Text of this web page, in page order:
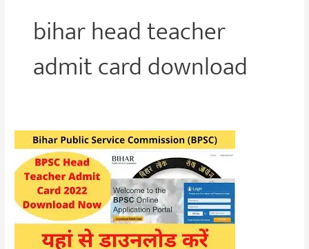
bihar head teacher
admit card download
BPSC
Head
Teacher
Admit
Card
2022